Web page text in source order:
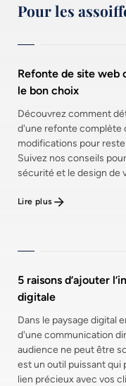
Pour les
Refonte de site web
le bon choix
Découvrez comment
d'une refonte complète
modifications pour
Suivez nos conseils
sécurité et le design de
Lire plus
5 raisons d’ajouter
digitale
Dans le paysage digital
d'une communication
audience ne peut être
est un outil puissant qui
lien précieux avec vos